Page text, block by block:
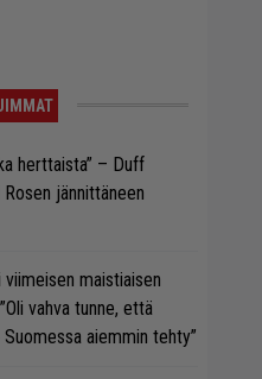
herttaista” – Duff
jännittäneen
viimeisen maistiaisen
vahva tunne, että
Suomessa aiemmin tehty”